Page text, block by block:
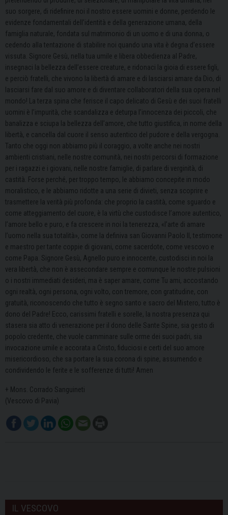
suo sorgere, di ridefinire noi il nostro essere uomini e donne, perdendo le
evidenze fondamentali dell’identità e della generazione umana, della
famiglia naturale, fondata sul matrimonio di un uomo e di una donna, o
cedendo alla tentazione di stabilire noi quando una vita è degna d’essere
vissuta. Signore Gesù, nella tua umile e libera obbedienza al Padre,
insegnaci la bellezza dell’essere creature, e ridonaci la gioia di essere figli,
e perciò fratelli, che vivono la libertà di amare e di lasciarsi amare da Dio, di
lasciarsi fare dal suo amore e di diventare collaboratori della sua opera nel
mondo! La terza spina che ferisce il capo delicato di Gesù e dei suoi fratelli
uomini è l’impurità, che scandalizza e deturpa l’innocenza dei piccoli, che
banalizza e sciupa la bellezza dell’amore, che tutto giustifica, in nome della
libertà, e cancella dal cuore il senso autentico del pudore e della vergogna.
Tanto che oggi non abbiamo più il coraggio, a volte anche nei nostri
ambienti cristiani, nelle nostre comunità, nei nostri percorsi di formazione
per i ragazzi e i giovani, nelle nostre famiglie, di parlare di verginità, di
castità. Forse perché, per troppo tempo, le abbiamo concepite in modo
moralistico, e le abbiamo ridotte a una serie di divieti, senza scoprire e
trasmettere la verità più profonda: che proprio la castità, come sguardo e
come atteggiamento del cuore, è la virtù che custodisce l’amore autentico,
l’amore bello e puro, e fa crescere in noi la tenerezza, «l’arte di amare
l’uomo nella sua totalità», come la definiva san Giovanni Paolo II, testimone
e maestro per tante coppie di giovani, come sacerdote, come vescovo e
come Papa. Signore Gesù, Agnello puro e innocente, custodisci in noi la
vera libertà, che non è assecondare sempre e comunque le nostre pulsioni
o i nostri immediati desideri, ma è saper amare, come Tu ami, accostando
ogni realtà, ogni persona, ogni volto, con tremore, con gratitudine, con
gratuità, riconoscendo che tutto è segno santo e sacro del Mistero, tutto è
dono del Padre! Ecco, carissimi fratelli e sorelle, la nostra presenza qui
stasera sia atto di venerazione per il dono delle Sante Spine, sia gesto di
popolo credente, che vuole camminare sulle orme dei suoi padri, sia
invocazione umile e accorata a Cristo, fiduciosi e certi del suo amore
misericordioso, che sa portare la sua corona di spine, assumendo e
condividendo le ferite e le sofferenze di tutti! Amen
+ Mons. Corrado Sanguineti
(Vescovo di Pavia)
IL VESCOVO